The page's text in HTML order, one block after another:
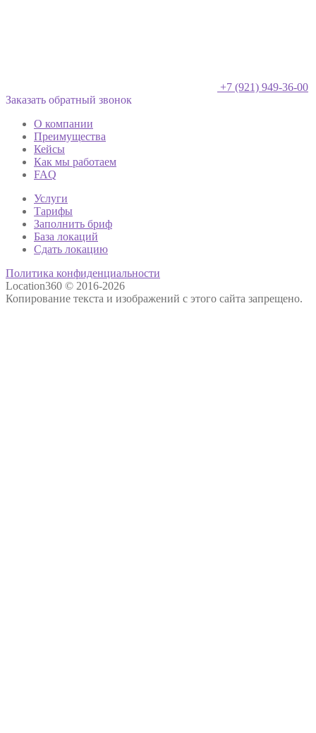
+7 (921) 949-36-00
Заказать обратный звонок
О компании
Преимущества
Кейсы
Как мы работаем
FAQ
Услуги
Тарифы
Заполнить бриф
База локаций
Сдать локацию
Политика конфиденциальности
Location360 © 2016-2026
Копирование текста и изображений с этого сайта запрещено.